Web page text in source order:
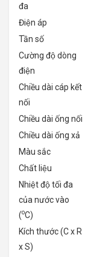
đa
Điện áp
Tần số
Cường độ dòng
điện
Chiều dài cáp kết
nối
Chiều dài ống nối
Chiều dài ống xả
Màu sắc
Chất liệu
Nhiệt độ tối đa
của nước vào
(oC)
Kích thước (C x R
x S)